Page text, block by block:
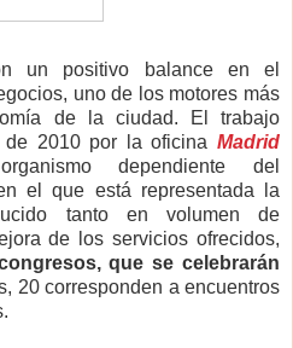
un positivo balance en el
uno de los motores más
de la ciudad. El trabajo
2010 por la oficina Madrid
dependiente del
el que está representada la
tanto en volumen de
de los servicios ofrecidos,
que se celebrarán
20 corresponden a encuentros